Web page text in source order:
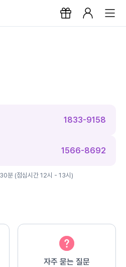
1833-9158
1566-8692
분 (점심시간 12시 - 13시)
자주 묻는 질문